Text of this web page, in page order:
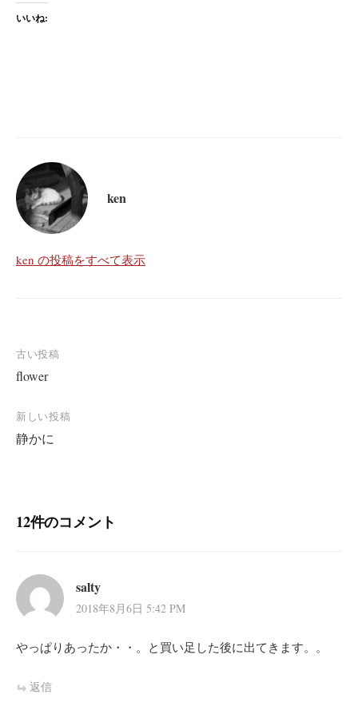
いいね:
ken
ken の投稿をすべて表示
投
稿
ナ
ビ
ゲ
ョ
古い投稿
flower
新しい投稿
静かに
12件のコメント
salty
2018年8月6日 5:42 PM
やっぱりあったか・・。と買い足した後に出てきます。。
返信